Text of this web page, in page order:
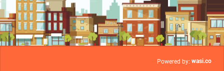
Powered by: wasi.co